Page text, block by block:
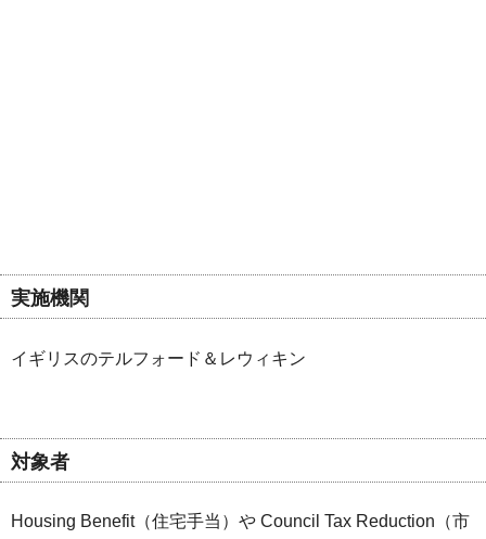
実施機関
イギリスのテルフォード＆レウィキン
対象者
Housing Benefit（住宅手当）や Council Tax Reduction（市